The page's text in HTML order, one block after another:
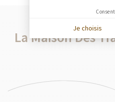
La Maison Des
Je choisis